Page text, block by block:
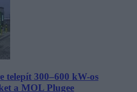
telepít 300–600 kW-os
a MOL Plugee